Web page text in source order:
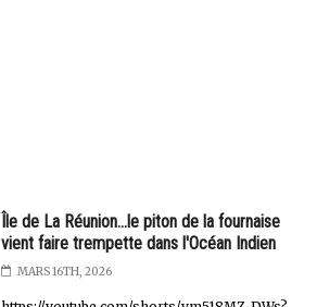
Île de La Réunion...le piton de la fournaise
vient faire trempette dans l'Océan Indien
MARS 16TH, 2026